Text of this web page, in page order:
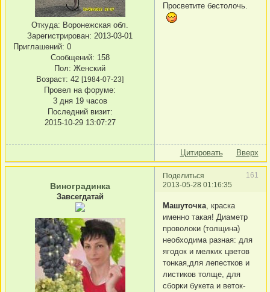
Откуда: Воронежская обл.
Зарегистрирован: 2013-03-01
Приглашений: 0
Сообщений: 158
Пол: Женский
Возраст: 42 [1984-07-23]
Провел на форуме:
3 дня 19 часов
Последний визит:
2015-10-29 13:07:27
Просветите бестолочь.
Цитировать Вверх
Поделиться
161
2013-05-28 01:16:35
Виноградинка
Завсегдатай
Машуточка, краска
именно такая! Диаметр
проволоки (толщина)
необходима разная: для
ягодок и мелких цветов
тонкая,для лепестков и
листиков толще, для
сборки букета и веток-